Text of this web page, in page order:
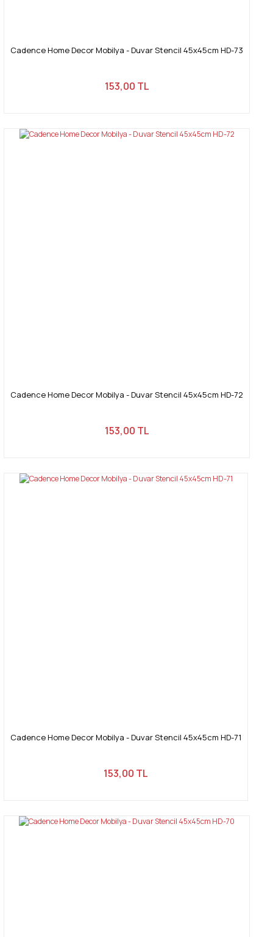
Cadence Home Decor Mobilya - Duvar Stencil 45x45cm HD-73
153,00 TL
Cadence Home Decor Mobilya - Duvar Stencil 45x45cm HD-72
153,00 TL
Cadence Home Decor Mobilya - Duvar Stencil 45x45cm HD-71
153,00 TL